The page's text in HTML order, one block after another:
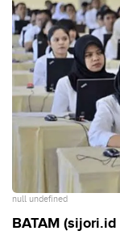
null undefined
BATAM (sijori.id